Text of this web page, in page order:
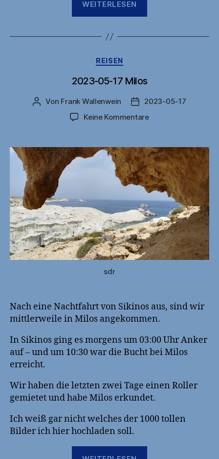
WEITERLESEN
Kategorien
REISEN
2023-05-17 Milos
Beitragsautor
Von Frank Wallenwein
2023-05-17
Keine Kommentarezu
17
Milos
sdr
Nach eine Nachtfahrt von Sikinos aus, sind wir
mittlerweile in Milos angekommen.
In Sikinos ging es morgens um 03:00 Uhr Anker
auf – und um 10:30 war die Bucht bei Milos
erreicht.
Wir haben die letzten zwei Tage einen Roller
gemietet und habe Milos erkundet.
Ich weiß gar nicht welches der 1000 tollen
Bilder ich hier hochladen soll.